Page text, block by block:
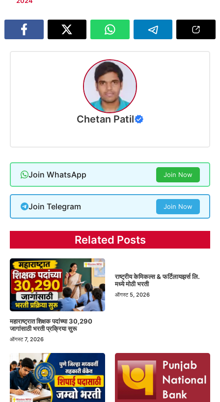
Chetan Patil
Join WhatsApp Join Now
Join Telegram Join Now
Related Posts
महाराष्ट्रात शिक्षक पदांच्या 30,290
जागांसाठी भरती प्रक्रिया सुरू
ऑगस्ट 7, 2026
राष्ट्रीय केमिकल्स & फर्टिलायझर्स लि.
मध्ये मोठी भरती
ऑगस्ट 5, 2026